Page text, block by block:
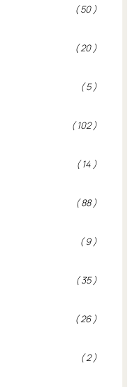
( 50 )
( 20 )
( 5 )
( 102 )
( 14 )
( 88 )
( 9 )
( 35 )
( 26 )
( 2 )